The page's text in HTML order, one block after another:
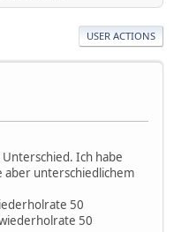
USER ACTIONS
Ich habe
aber unterschiedlichem
50
50